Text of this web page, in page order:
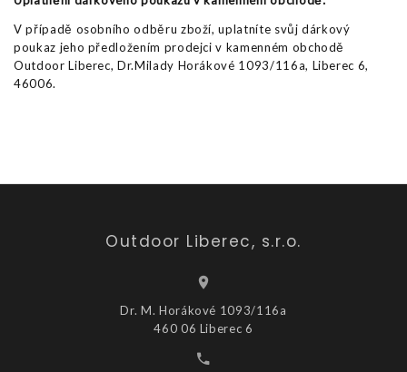
V případě osobního odběru zboží, uplatníte svůj dárkový
poukaz jeho předložením prodejci v kamenném obchodě
Outdoor Liberec, Dr.Milady Horákové 1093/116a, Liberec 6,
46006.
Outdoor Liberec, s.r.o.
Dr. M. Horákové 1093/116a
460 06 Liberec 6